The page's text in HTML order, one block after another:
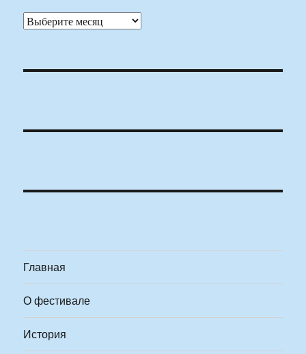
Архивы
Главная
О фестивале
История